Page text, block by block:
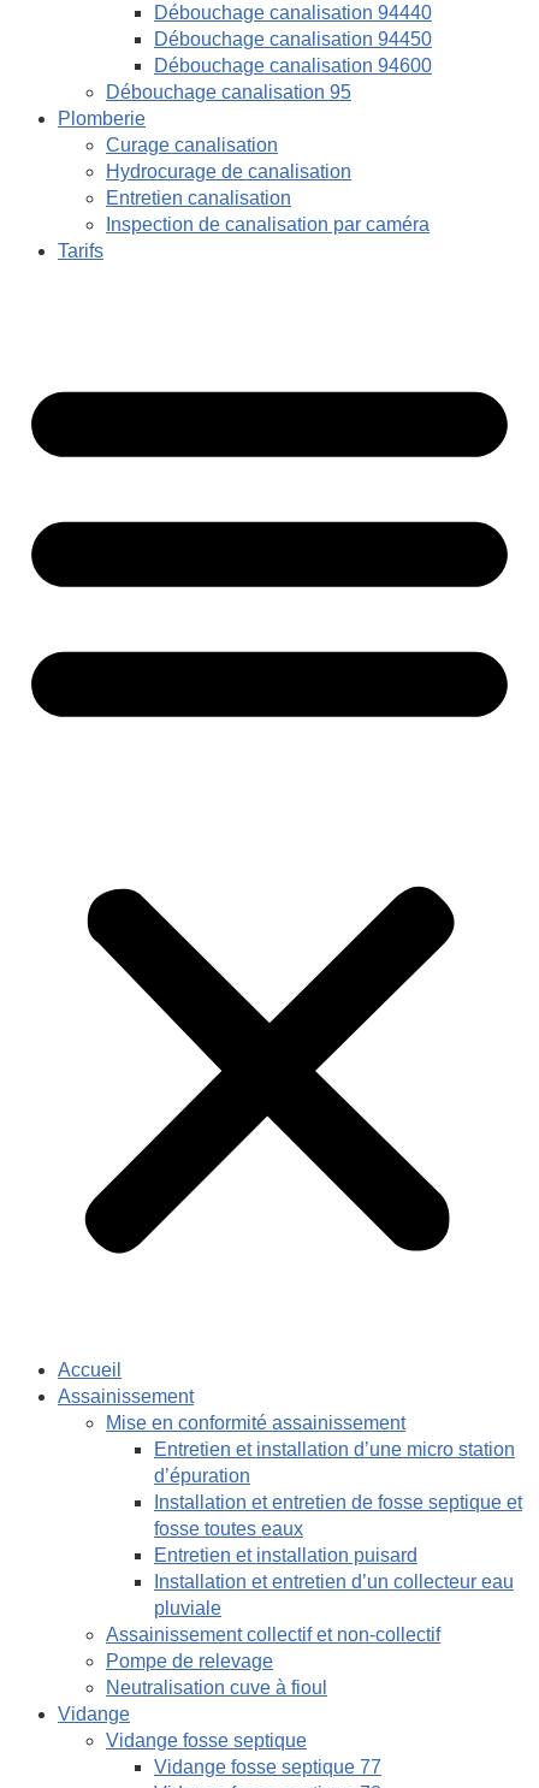
Débouchage canalisation 94440
Débouchage canalisation 94450
Débouchage canalisation 94600
Débouchage canalisation 95
Plomberie
Curage canalisation
Hydrocurage de canalisation
Entretien canalisation
Inspection de canalisation par caméra
Tarifs
Accueil
Assainissement
Mise en conformité assainissement
Entretien et installation d’une micro station
d’épuration
Installation et entretien de fosse septique et
fosse toutes eaux
Entretien et installation puisard
Installation et entretien d’un collecteur eau
pluviale
Assainissement collectif et non-collectif
Pompe de relevage
Neutralisation cuve à fioul
Vidange
Vidange fosse septique
Vidange fosse septique 77